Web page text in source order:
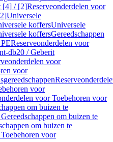
[4] / [2]Reserveonderdelen voor
Universele
koffersUniversele
koffersGereedschappen
Reserveonderdelen voor
db20 / Geberit
voor
voor
voor
voor Toebehoren voor
om buizen te
om buizen te
om buizen te
voor